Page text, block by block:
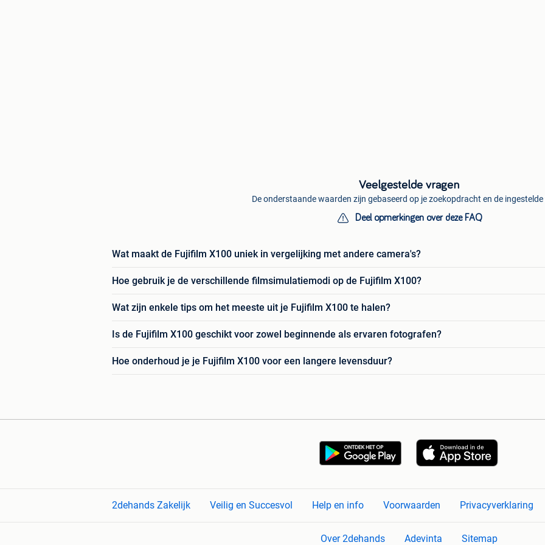
Veelgestelde vragen
De onderstaande waarden zijn gebaseerd op je zoekopdracht en de
Deel opmerkingen over deze FAQ
Wat maakt de Fujifilm X100 uniek in vergelijking met andere camera's?
Hoe gebruik je de verschillende filmsimulatiemodi op de Fujifilm X100?
Wat zijn enkele tips om het meeste uit je Fujifilm X100 te halen?
Is de Fujifilm X100 geschikt voor zowel beginnende als ervaren fotografen?
Hoe onderhoud je je Fujifilm X100 voor een langere levensduur?
2dehands Zakelijk Veilig en Succesvol Help en info Voorwaarden Privacyverklaring
Over 2dehands Adevinta Sitemap